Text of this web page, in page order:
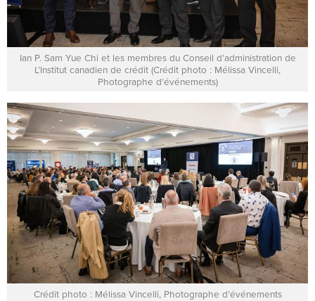
Ian P. Sam Yue Chi et les membres du Conseil d’administration de
L’Institut canadien de crédit (Crédit photo : Mélissa Vincelli,
Photographe d’événements)
Crédit photo : Mélissa Vincelli, Photographe d’événements